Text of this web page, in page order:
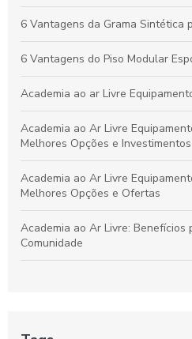
Grama Decorativa: A Opção
Qualquer Ambiente
6 Vantagens da Grama Sintética
6 Vantagens do Piso Modular
Academia ao ar Livre
Academia ao Ar Livre
Melhores Opções e
Academia ao Ar Livre
Melhores Opções e Ofertas
Academia ao Ar Livre: Benefícios
Comunidade